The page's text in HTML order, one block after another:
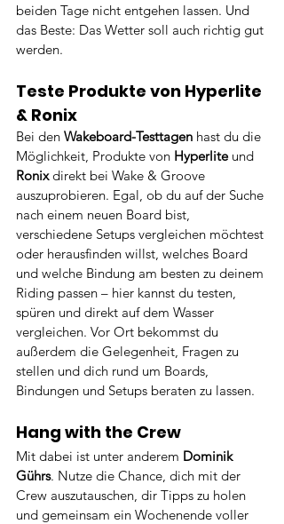
beiden Tage nicht entgehen lassen. Und
das Beste: Das Wetter soll auch richtig gut
werden.
Teste Produkte von Hyperlite
& Ronix
Bei den Wakeboard-Testtagen hast du die
Möglichkeit, Produkte von Hyperlite und
Ronix direkt bei Wake & Groove
auszuprobieren. Egal, ob du auf der Suche
nach einem neuen Board bist,
verschiedene Setups vergleichen möchtest
oder herausfinden willst, welches Board
und welche Bindung am besten zu deinem
Riding passen – hier kannst du testen,
spüren und direkt auf dem Wasser
vergleichen. Vor Ort bekommst du
außerdem die Gelegenheit, Fragen zu
stellen und dich rund um Boards,
Bindungen und Setups beraten zu lassen.
Hang with the Crew
Mit dabei ist unter anderem Dominik
Gührs. Nutze die Chance, dich mit der
Crew auszutauschen, dir Tipps zu holen
und gemeinsam ein Wochenende voller